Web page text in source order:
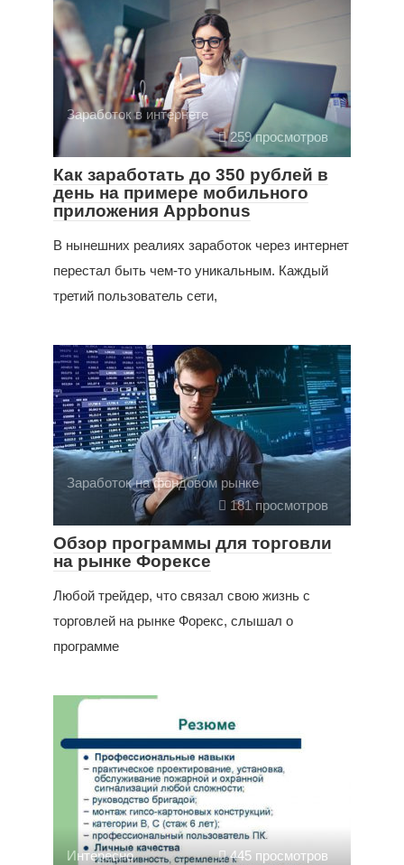
Заработок в интернете
259 просмотров
Как заработать до 350 рублей в
день на примере мобильного
приложения Appbonus
В нынешних реалиях заработок через интернет
перестал быть чем-то уникальным. Каждый
третий пользователь сети,
Заработок на фондовом рынке
181 просмотров
Обзор программы для торговли
на рынке Форексе
Любой трейдер, что связал свою жизнь с
торговлей на рынке Форекс, слышал о
программе
Интересно 445 просмотров